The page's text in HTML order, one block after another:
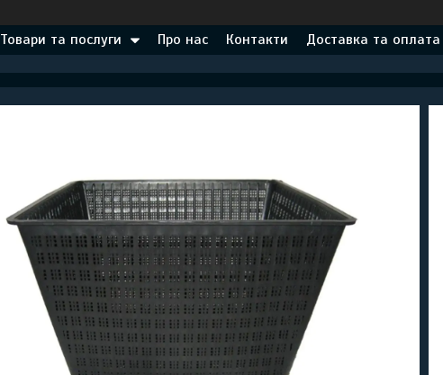
Товари та послуги Про нас Контакти Доставка та оплата